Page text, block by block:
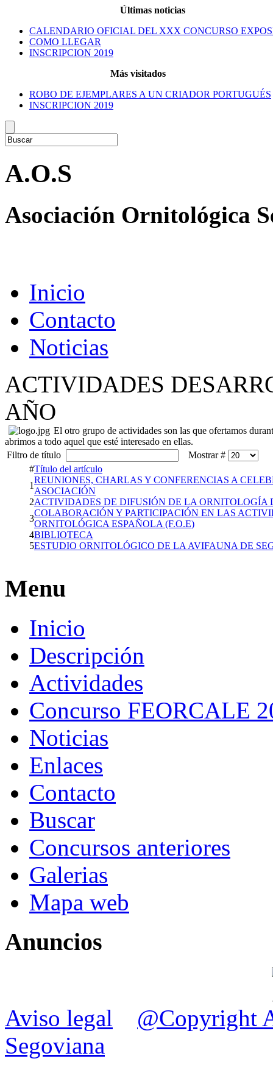
Últimas noticias
CALENDARIO OFICIAL DEL XXX CONCURSO
COMO LLEGAR
INSCRIPCION 2019
Más visitados
ROBO DE EJEMPLARES A UN CRIADOR PORTUGUÉS
INSCRIPCION 2019
A.O.S
Asociación Ornitológica
Inicio
Contacto
Noticias
ACTIVIDADES
AÑO
El otro grupo de actividades son las que ofertamos
abrimos a todo aquel que esté interesado en ellas.
Filtro de título
Mostrar #
#Título del artículo
1
REUNIONES, CHARLAS Y CONFERENCIAS A
ASOCIACIÓN
2ACTIVIDADES DE DIFUSIÓN DE LA ORNITOLOGÍA
3
COLABORACIÓN Y PARTICIPACIÓN EN LAS
ORNITOLÓGICA ESPAÑOLA (F.O.E)
4BIBLIOTECA
5ESTUDIO ORNITOLÓGICO DE LA AVIFAUNA DE
Menu
Inicio
Descripción
Actividades
Concurso FEORCALE
Noticias
Enlaces
Contacto
Buscar
Concursos anteriores
Galerias
Mapa web
Anuncios
Aviso legal
@Copyright
Segoviana